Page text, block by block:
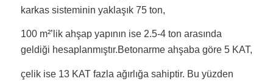
karkas sisteminin yaklaşık 75 ton,
100 m²’lik ahşap yapının ise 2.5-4 ton arasında
geldiği hesaplanmıştır.Betonarme ahşaba göre 5 KAT,
çelik ise 13 KAT fazla ağırlığa sahiptir. Bu yüzden